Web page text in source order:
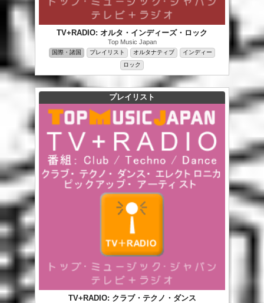
TV+RADIO: オルタ・インディーズ・ロック
Top Music Japan
国際・諸国 プレイリスト オルタナティブ
インディー
ロック
プレイリスト
TV+RADIO: クラブ・テクノ・ダンス